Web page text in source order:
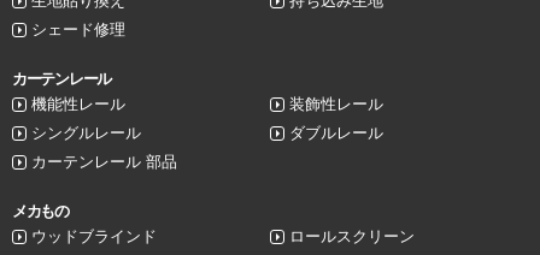
シェード修理
カーテンレール
機能性レール
装飾性レール
シングルレール
ダブルレール
カーテンレール 部品
メカもの
ウッドブラインド
ロールスクリーン